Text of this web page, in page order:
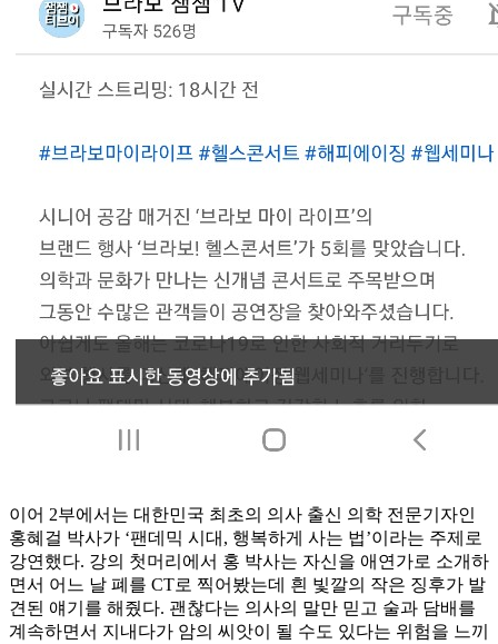
이어 2부에서는 대한민국 최초의 의사 출신 의학 전문기자인
홍혜걸 박사가 ‘팬데믹 시대, 행복하게 사는 법’이라는 주제로
강연했다. 강의 첫머리에서 홍 박사는 자신을 애연가로 소개하
면서 어느 날 폐를 CT로 찍어봤는데 흰 빛깔의 작은 징후가 발
견된 얘기를 해줬다. 괜찮다는 의사의 말만 믿고 술과 담배를
계속하면서 지내다가 암의 씨앗이 될 수도 있다는 위험을 느끼